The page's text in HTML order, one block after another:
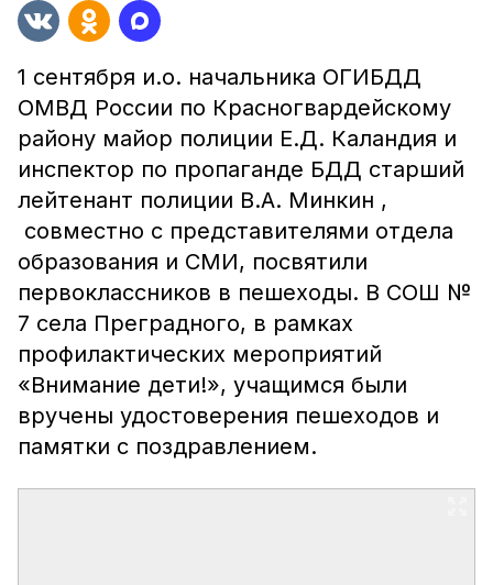
1 сентября и.о. начальника ОГИБДД
ОМВД России по Красногвардейскому
району майор полиции Е.Д. Каландия и
инспектор по пропаганде БДД старший
лейтенант полиции В.А. Минкин ,
совместно с представителями отдела
образования и СМИ, посвятили
первоклассников в пешеходы. В СОШ №
7 села Преградного, в рамках
профилактических мероприятий
«Внимание дети!», учащимся были
вручены удостоверения пешеходов и
памятки с поздравлением.